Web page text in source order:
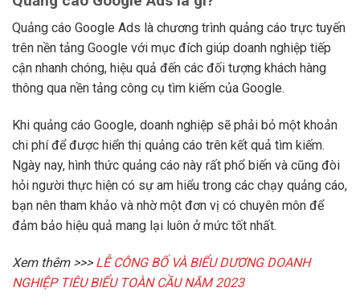
Quảng cáo Google Ads là chương trình quảng cáo trực tuyến
trên nền tảng Google với mục đích giúp doanh nghiệp tiếp
cận nhanh chóng, hiệu quả đến các đối tượng khách hàng
thông qua nền tảng công cụ tìm kiếm của Google.
Khi quảng cáo Google, doanh nghiệp sẽ phải bỏ một khoản
chi phí để được hiển thị quảng cáo trên kết quả tìm kiếm.
Ngày nay, hình thức quảng cáo này rất phổ biến và cũng đòi
hỏi người thực hiện có sự am hiểu trong các chạy quảng cáo,
bạn nên tham khảo và nhờ một đơn vị có chuyên môn để
đảm bảo hiệu quả mang lại luôn ở mức tốt nhất.
Xem thêm >>> LỄ CÔNG BỐ VÀ BIỂU DƯƠNG DOANH
NGHIỆP TIÊU BIỂU TOÀN CẦU NĂM 2023